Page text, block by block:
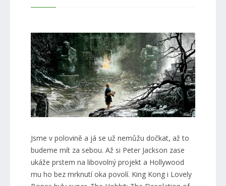
Jsme v polovině a já se už nemůžu dočkat, až to
budeme mít za sebou. Až si Peter Jackson zase
ukáže prstem na libovolný projekt a Hollywood
mu ho bez mrknutí oka povolí. King Kong i Lovely